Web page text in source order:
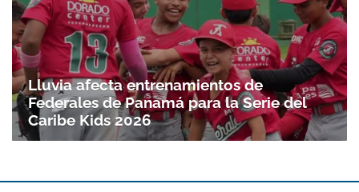
Lluvia afecta entrenamientos de
Federales de Panamá para la Serie del
Caribe Kids 2026